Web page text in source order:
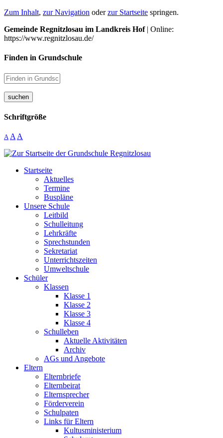
Zum Inhalt, zur Navigation oderzur Startseite springen.
Gemeinde Regnitzlosau im Landkreis Hof| Online:
https://www.regnitzlosau.de/
Finden in Grundschule
suchen
Schriftgröße
A A A
Startseite
Aktuelles
Termine
Buspläne
Unsere Schule
Leitbild
Schulleitung
Lehrkräfte
Sprechstunden
Sekretariat
Unterrichtszeiten
Umweltschule
Schüler
Klassen
Klasse 1
Klasse 2
Klasse 3
Klasse 4
Schulleben
Aktuelle Aktivitäten
Archiv
AGs und Angebote
Eltern
Elternbriefe
Elternbeirat
Elternsprecher
Förderverein
Schulpaten
Links für Eltern
Kultusministerium